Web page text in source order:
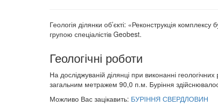
Геологія ділянки об’єкті: «Реконструкція
групою спеціалістів Geobest.
Геологічні роботи
На досліджуваній ділянці при виконанні
загальним метражем 90,0 п.м. Буріння
Можливо Вас зацікавить: БУРІННЯ СВЕРДЛОВИН